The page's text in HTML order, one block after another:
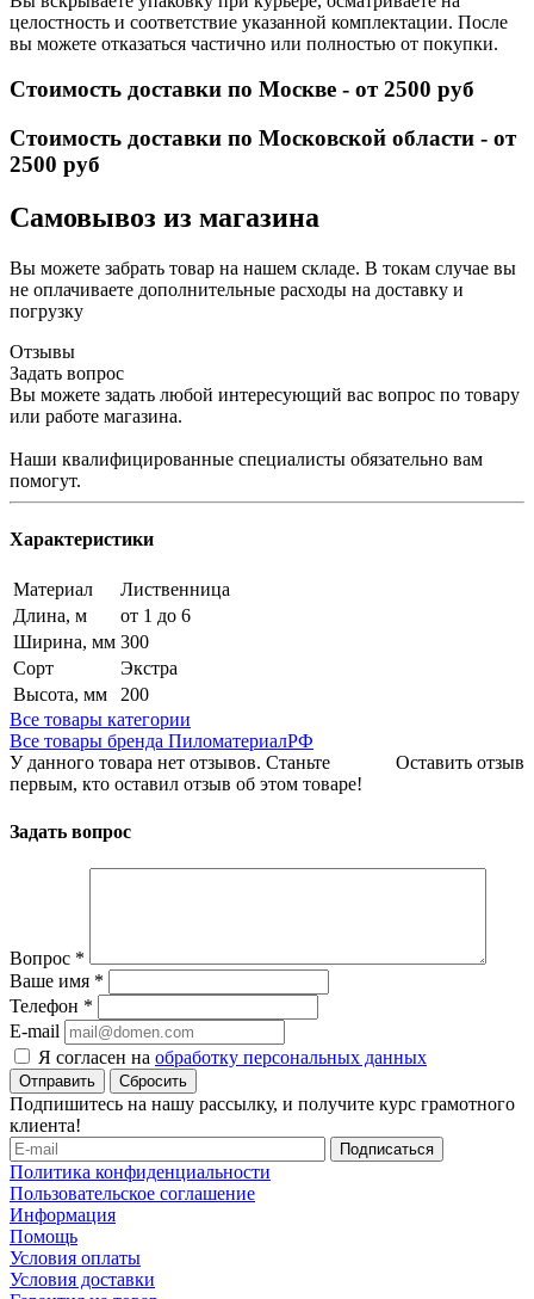
целостность и соответствие указанной комплектации. После
вы можете отказаться частично или полностью от покупки.
Стоимость доставки по Москве - от 2500 руб
Стоимость доставки по Московской области - от
2500 руб
Самовывоз из магазина
Вы можете забрать товар на нашем складе. В токам случае вы
не оплачиваете дополнительные расходы на доставку и
погрузку
Отзывы
Задать вопрос
Вы можете задать любой интересующий вас вопрос по товару
или работе магазина.
Наши квалифицированные специалисты обязательно вам
помогут.
Характеристики
Материал
Лиственница
Длина, м
от 1 до 6
Ширина, мм 300
Сорт
Экстра
Высота, мм
200
Все товары категории
Все товары бренда ПиломатериалРФ
Оставить отзыв
У данного товара нет отзывов. Станьте
первым, кто оставил отзыв об этом товаре!
Задать вопрос
Вопрос *
Ваше имя *
Телефон *
E-mail
Я согласен на обработку персональных данных
Сбросить
Подпишитесь на нашу рассылку, и получите курс грамотного
клиента!
Политика конфиденциальности
Пользовательское соглашение
Информация
Помощь
Условия оплаты
Условия доставки